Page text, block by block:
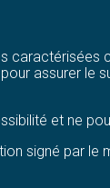
assurer le
et ne
signé par